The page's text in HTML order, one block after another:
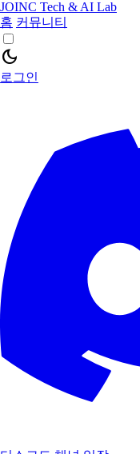
JOINC Tech & AI Lab
홈 커뮤니티
dark_mode
로그인